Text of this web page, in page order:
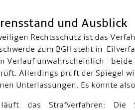
und Ausblick
Rechtsschutz ist das
zum BGH steht in
Verlauf unwahrscheinlich -
Allerdings prüft der Spiegel
Unterlassungen. Es könnte
das Strafverfahren: Die